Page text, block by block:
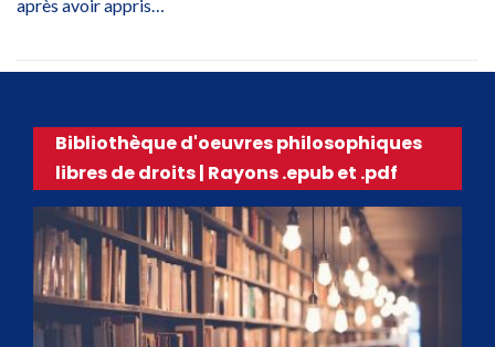
après avoir appris…
Bibliothèque d'oeuvres philosophiques
libres de droits | Rayons .epub et .pdf